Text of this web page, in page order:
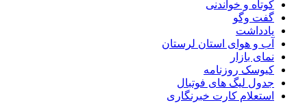
کوتاه و خواندنی
گفت وگو
یادداشت
آب و هوای استان لرستان
نمای بازار
کیوسک روزنامه
جدول لیگ های فوتبال
استعلام کارت خبرنگاری